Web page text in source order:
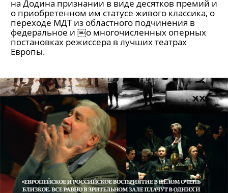
на Додина признании в виде десятков премий и
о приобретенном им статусе живого классика, о
переходе МДТ из областного подчинения в
федеральное и ￼о многочисленных оперных
постановках режиссера в лучших театрах
Европы.